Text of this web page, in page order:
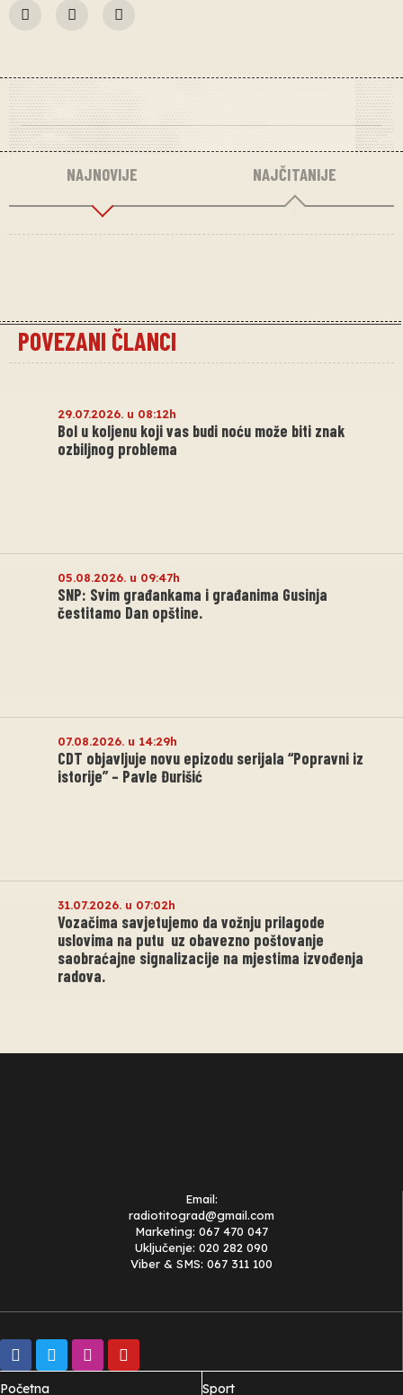
NAJNOVIJE NAJČITANIJE
POVEZANI ČLANCI
29.07.2026. u 08:12h
Bol u koljenu koji vas budi noću može biti znak
ozbiljnog problema
05.08.2026. u 09:47h
SNP: Svim građankama i građanima Gusinja
čestitamo Dan opštine.
07.08.2026. u 14:29h
CDT objavljuje novu epizodu serijala “Popravni iz
istorije” – Pavle Đurišić
31.07.2026. u 07:02h
Vozačima savjetujemo da vožnju prilagode
uslovima na putu uz obavezno poštovanje
saobraćajne signalizacije na mjestima izvođenja
radova.
Email:
radiotitograd@gmail.com
Marketing: 067 470 047
Uključenje: 020 282 090
Viber & SMS: 067 311 100
Početna Sport